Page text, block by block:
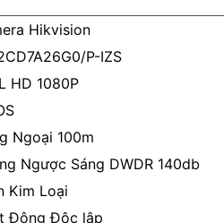
Hikvision
P-IZS
HD 1080P
Ngoại 100m
Ngược Sáng DWDR 140db
Kim Loại
Động Độc lập